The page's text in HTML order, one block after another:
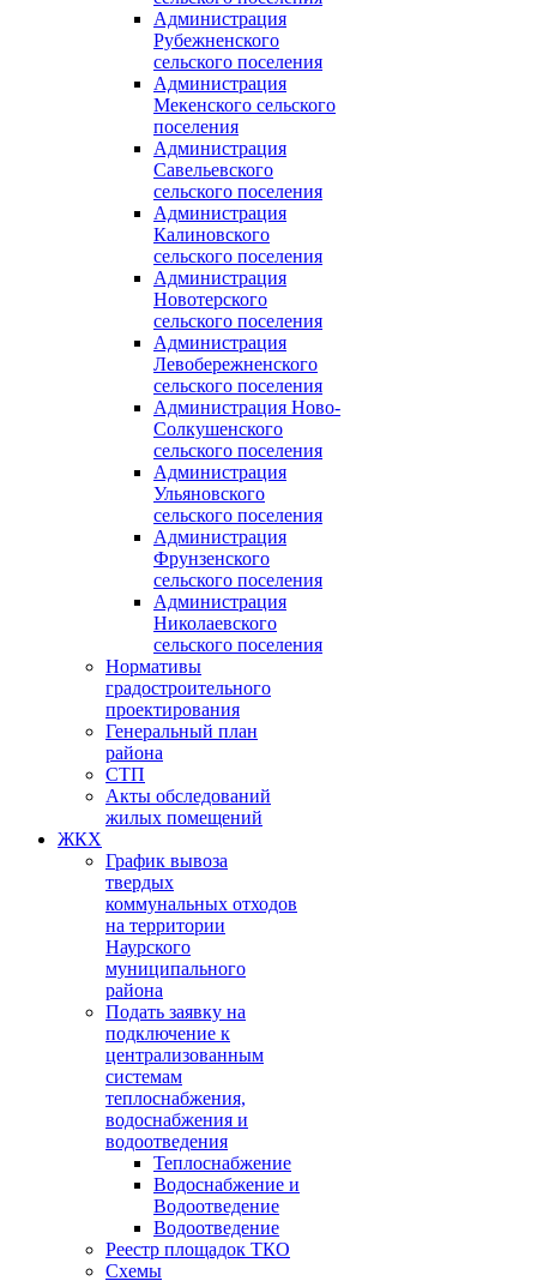
Администрация
Рубежненского
сельского поселения
Администрация
Мекенского сельского
поселения
Администрация
Савельевского
сельского поселения
Администрация
Калиновского
сельского поселения
Администрация
Новотерского
сельского поселения
Администрация
Левобережненского
сельского поселения
Администрация Ново-
Солкушенского
сельского поселения
Администрация
Ульяновского
сельского поселения
Администрация
Фрунзенского
сельского поселения
Администрация
Николаевского
сельского поселения
Нормативы
градостроительного
проектирования
Генеральный план
района
СТП
Акты обследований
жилых помещений
ЖКХ
График вывоза
твердых
коммунальных отходов
на территории
Наурского
муниципального
района
Подать заявку на
подключение к
централизованным
системам
теплоснабжения,
водоснабжения и
водоотведения
Теплоснабжение
Водоснабжение и
Водоотведение
Водоотведение
Реестр площадок ТКО
Схемы